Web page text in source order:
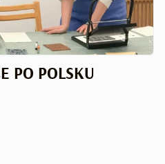
PO POLSKU